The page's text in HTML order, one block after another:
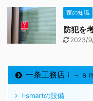
家の知識
防犯を
2023/
一条工務店ｉ－ｓ
i-smartの設備